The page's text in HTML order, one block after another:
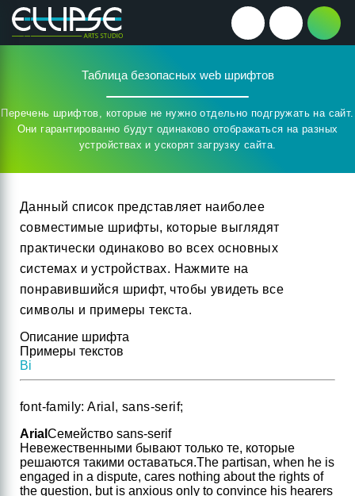
Таблица безопасных web шрифтов
Перечень шрифтов, которые не нужно отдельно подгружать на сайт.
Они гарантированно будут одинаково отображаться на разных
устройствах и ускорят загрузку сайта.
Данный список представляет наиболее
совместимые шрифты, которые выглядят
практически одинаково во всех основных
системах и устройствах. Нажмите на
понравившийся шрифт, чтобы увидеть все
символы и примеры текста.
Описание шрифта
Примеры текстов
Bi
font-family: Arial, sans-serif;
Arial Семейство sans-serif
Невежественными бывают только те, которые
решаются такими оставаться.The partisan, when he is
engaged in a dispute, cares nothing about the rights of
the question, but is anxious only to convince his hearers